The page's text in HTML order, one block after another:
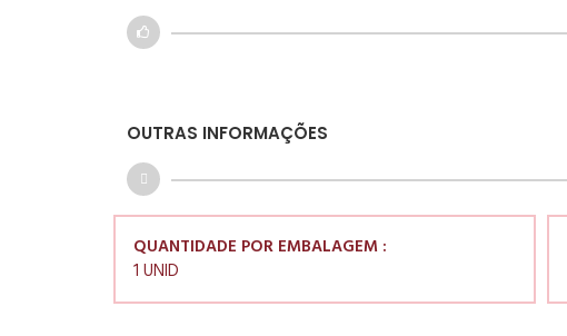
OUTRAS INFORMAÇÕES
QUANTIDADE POR EMBALAGEM :
1 UNID